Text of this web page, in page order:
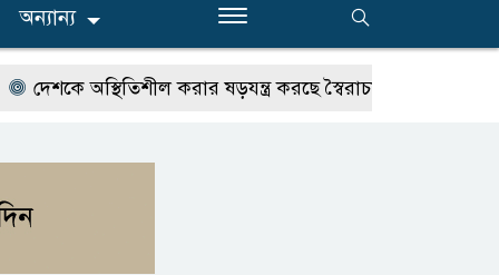
অন্যান্য
দেশকে অস্থিতিশীল করার ষড়যন্ত্র করছে স্বৈরাচারের দোসররা-